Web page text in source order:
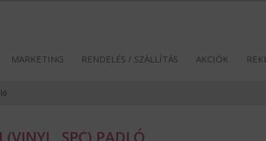
MARKETING RENDELÉS / SZÁLLÍTÁS AKCIÓK
(VINYL, SPC) PADLÓ